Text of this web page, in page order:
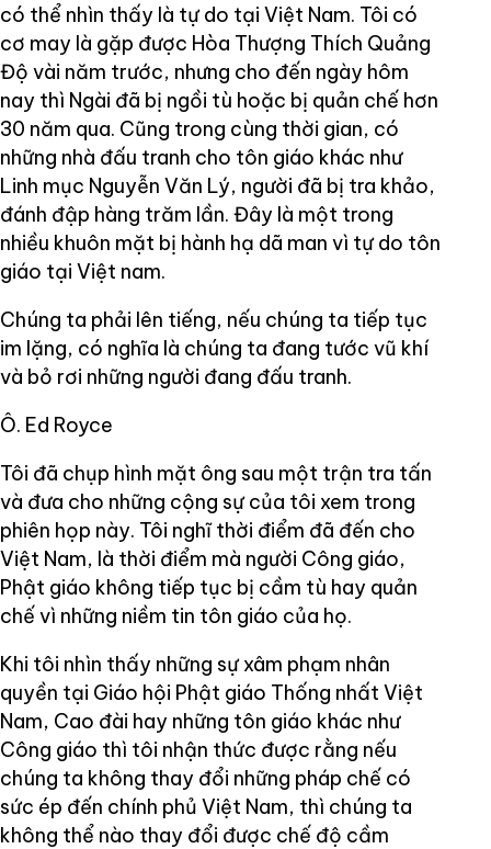
có thể nhìn thấy là tự do tại Việt Nam. Tôi có
cơ may là gặp được Hòa Thượng Thích Quảng
Độ vài năm trước, nhưng cho đến ngày hôm
nay thì Ngài đã bị ngồi tù hoặc bị quản chế hơn
30 năm qua. Cũng trong cùng thời gian, có
những nhà đấu tranh cho tôn giáo khác như
Linh mục Nguyễn Văn Lý, người đã bị tra khảo,
đánh đập hàng trăm lần. Đây là một trong
nhiều khuôn mặt bị hành hạ dã man vì tự do tôn
giáo tại Việt nam.
Chúng ta phải lên tiếng, nếu chúng ta tiếp tục
im lặng, có nghĩa là chúng ta đang tước vũ khí
và bỏ rơi những người đang đấu tranh.
Ô. Ed Royce
Tôi đã chụp hình mặt ông sau một trận tra tấn
và đưa cho những cộng sự của tôi xem trong
phiên họp này. Tôi nghĩ thời điểm đã đến cho
Việt Nam, là thời điểm mà người Công giáo,
Phật giáo không tiếp tục bị cầm tù hay quản
chế vì những niềm tin tôn giáo của họ.
Khi tôi nhìn thấy những sự xâm phạm nhân
quyền tại Giáo hội Phật giáo Thống nhất Việt
Nam, Cao đài hay những tôn giáo khác như
Công giáo thì tôi nhận thức được rằng nếu
chúng ta không thay đổi những pháp chế có
sức ép đến chính phủ Việt Nam, thì chúng ta
không thể nào thay đổi được chế độ cầm